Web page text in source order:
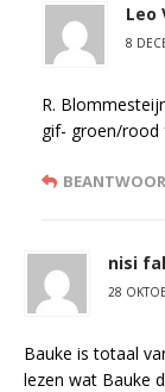
Leo
8
R.
gif- groen/rood
nisi
28
Bauke is totaal
lezen wat Bauke